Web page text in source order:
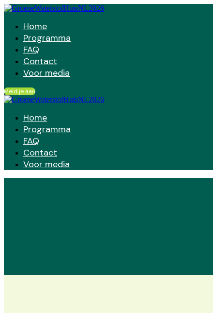
Home
Programma
FAQ
Contact
Voor media
Meld je aan
Home
Programma
FAQ
Contact
Voor media